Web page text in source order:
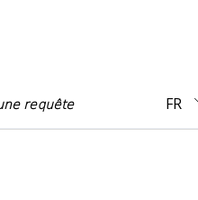
requête FR